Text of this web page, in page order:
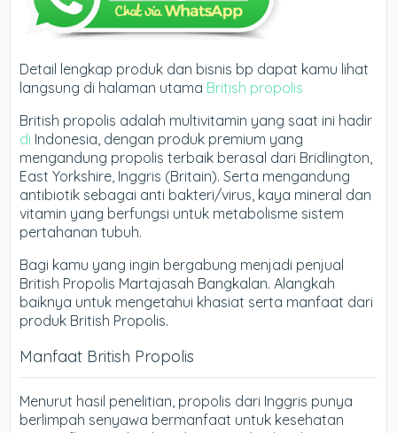
Detail lengkap produk dan bisnis bp dapat kamu lihat
langsung di halaman utama British propolis
British propolis adalah multivitamin yang saat ini hadir
di Indonesia, dengan produk premium yang
mengandung propolis terbaik berasal dari Bridlington,
East Yorkshire, Inggris (Britain). Serta mengandung
antibiotik sebagai anti bakteri/virus, kaya mineral dan
vitamin yang berfungsi untuk metabolisme sistem
pertahanan tubuh.
Bagi kamu yang ingin bergabung menjadi penjual
British Propolis Martajasah Bangkalan. Alangkah
baiknya untuk mengetahui khasiat serta manfaat dari
produk British Propolis.
Manfaat British Propolis
Menurut hasil penelitian, propolis dari Inggris punya
berlimpah senyawa bermanfaat untuk kesehatan